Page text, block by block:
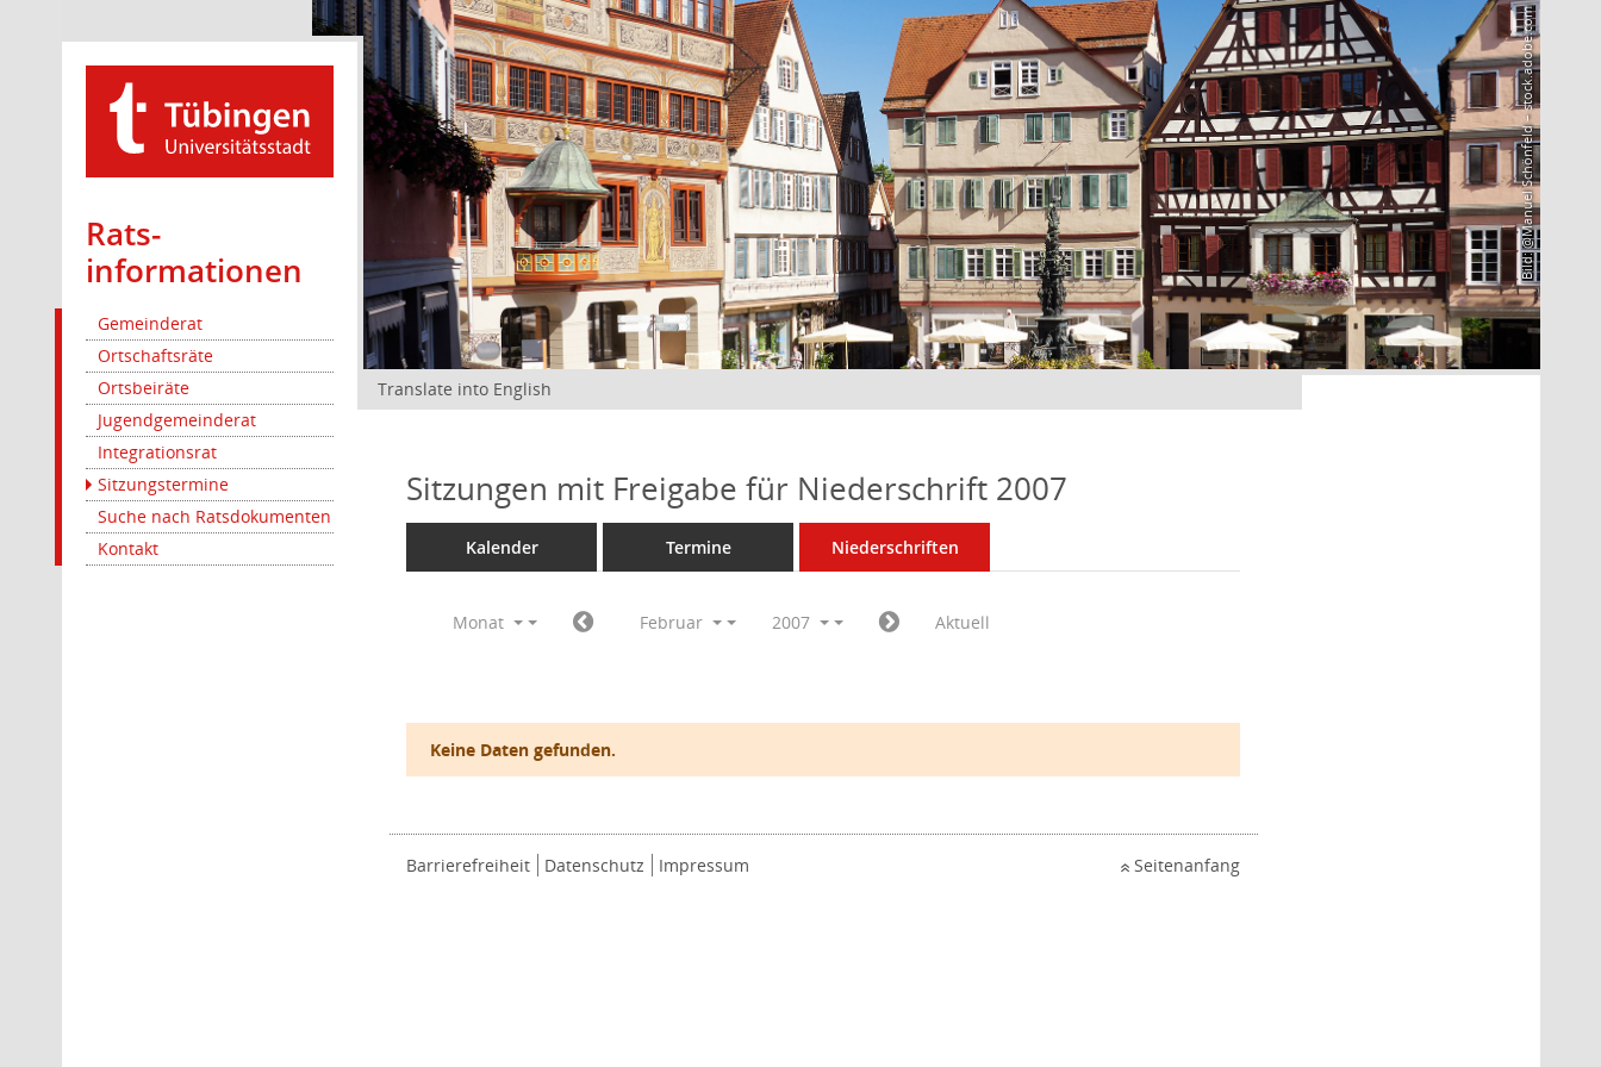
Rats­
informationen
Gemeinderat
Ortschaftsräte
Ortsbeiräte
Jugendgemeinderat
Integrationsrat
Sitzungstermine
Suche nach Ratsdokumenten
Kontakt
Bild: @Manuel Schönfeld – stock.adobe.com
Translate into English
Sitzungen mit Freigabe für Niederschrift 2007
Kalender Termine Niederschriften
Monat Februar 2007 Aktuell
Keine Daten gefunden.
Barrierefreiheit Datenschutz Impressum Seitenanfang